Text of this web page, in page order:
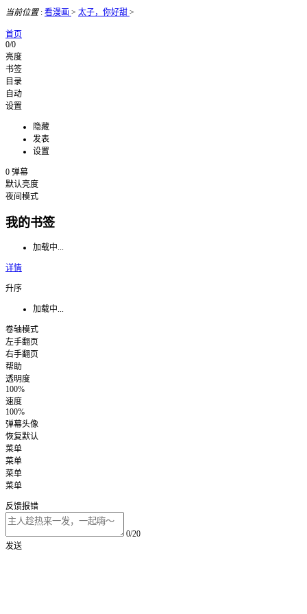
当前位置: 看漫画 > 太子，你好甜 >
首页
0/0
亮度
书签
目录
自动
设置
隐藏
发表
设置
0 弹幕
默认亮度
夜间模式
我的书签
加载中...
详情
升序
加载中...
卷轴模式
左手翻页
右手翻页
帮助
透明度
100%
速度
100%
弹幕头像
恢复默认
菜单
菜单
菜单
菜单
反馈报错
0/20
发送